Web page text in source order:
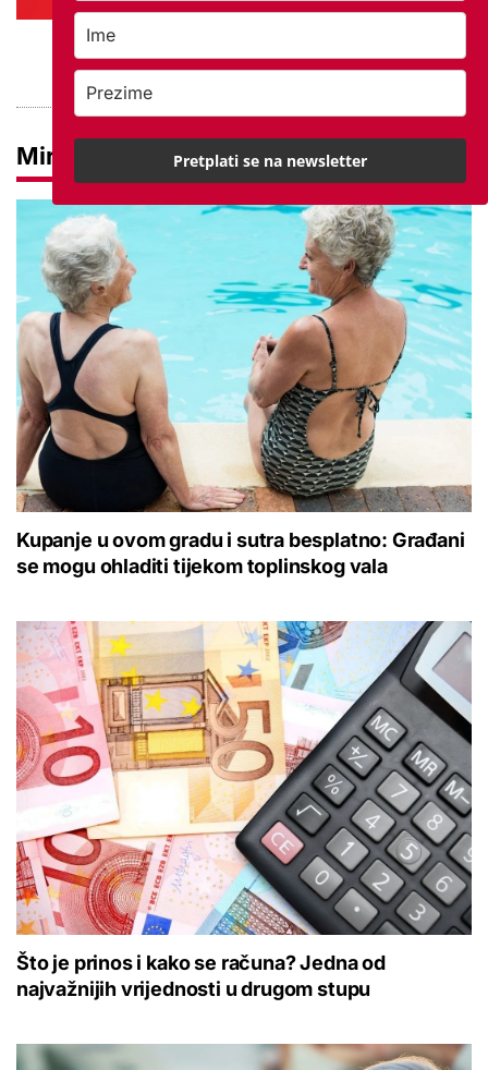
PROVJERITE PONUDU
Mirovine
Kupanje u ovom gradu i sutra besplatno: Građani
se mogu ohladiti tijekom toplinskog vala
Što je prinos i kako se računa? Jedna od
najvažnijih vrijednosti u drugom stupu
Pretplati se na newsletter